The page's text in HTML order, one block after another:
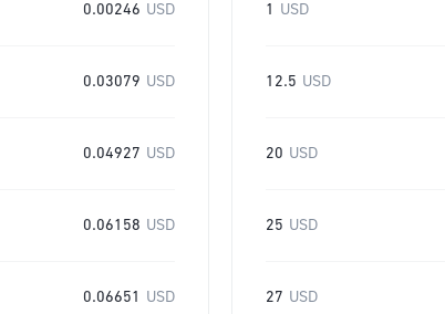
0.00246 USD
0.03079 USD
0.04927 USD
0.06158 USD
0.06651 USD
1 USD
12.5 USD
20 USD
25 USD
27 USD